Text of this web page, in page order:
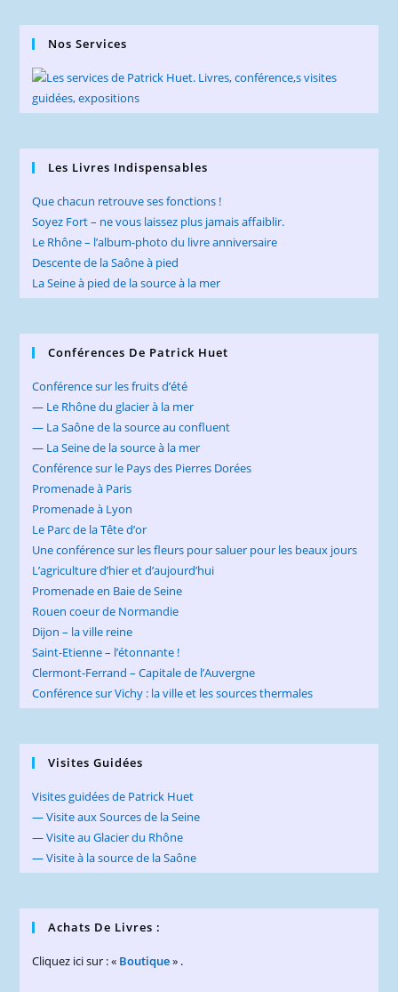
Nos Services
Les Livres Indispensables
Que chacun retrouve ses fonctions !
Soyez Fort – ne vous laissez plus jamais affaiblir.
Le Rhône – l’album-photo du livre anniversaire
Descente de la Saône à pied
La Seine à pied de la source à la mer
Conférences De Patrick Huet
Conférence sur les fruits d’été
— Le Rhône du glacier à la mer
— La Saône de la source au confluent
— La Seine de la source à la mer
Conférence sur le Pays des Pierres Dorées
Promenade à Paris
Promenade à Lyon
Le Parc de la Tête d’or
Une conférence sur les fleurs pour saluer pour les beaux jours
L’agriculture d’hier et d’aujourd’hui
Promenade en Baie de Seine
Rouen coeur de Normandie
Dijon – la ville reine
Saint-Etienne – l’étonnante !
Clermont-Ferrand – Capitale de l’Auvergne
Conférence sur Vichy : la ville et les sources thermales
Visites Guidées
Visites guidées de Patrick Huet
— Visite aux Sources de la Seine
— Visite au Glacier du Rhône
— Visite à la source de la Saône
Achats De Livres :
Cliquez ici sur : « Boutique» .